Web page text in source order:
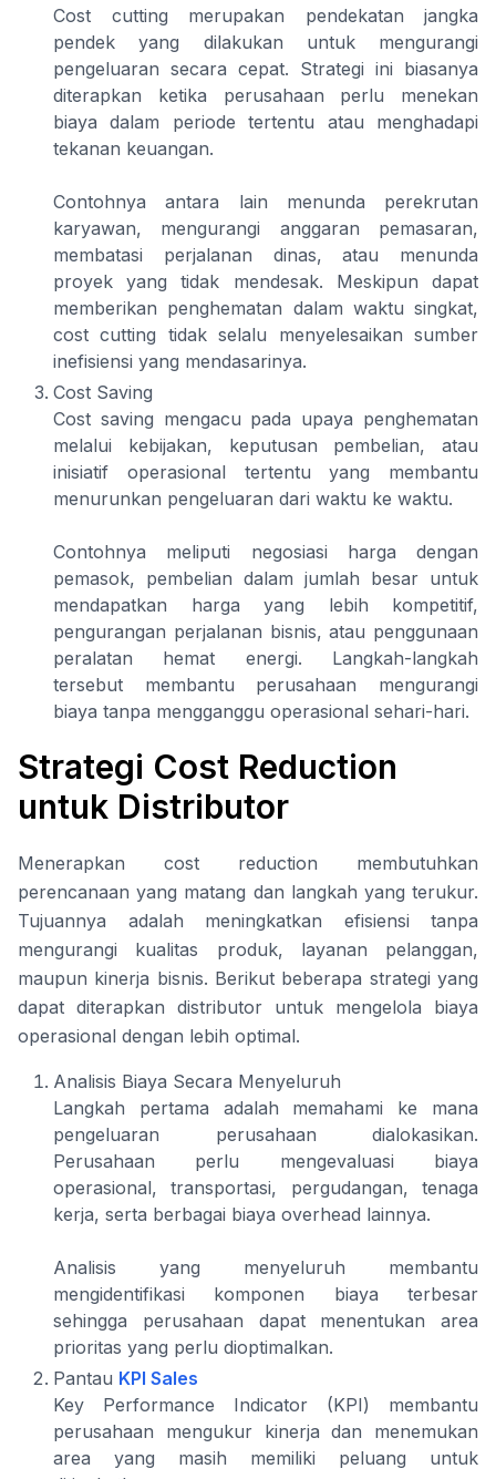
Cost cutting merupakan pendekatan jangka
pendek yang dilakukan untuk mengurangi
pengeluaran secara cepat. Strategi ini biasanya
diterapkan ketika perusahaan perlu menekan
biaya dalam periode tertentu atau menghadapi
tekanan keuangan.
Contohnya antara lain menunda perekrutan
karyawan, mengurangi anggaran pemasaran,
membatasi perjalanan dinas, atau menunda
proyek yang tidak mendesak. Meskipun dapat
memberikan penghematan dalam waktu singkat,
cost cutting tidak selalu menyelesaikan sumber
inefisiensi yang mendasarinya.
Cost Saving
Cost saving mengacu pada upaya penghematan
melalui kebijakan, keputusan pembelian, atau
inisiatif operasional tertentu yang membantu
menurunkan pengeluaran dari waktu ke waktu.
Contohnya meliputi negosiasi harga dengan
pemasok, pembelian dalam jumlah besar untuk
mendapatkan harga yang lebih kompetitif,
pengurangan perjalanan bisnis, atau penggunaan
peralatan hemat energi. Langkah-langkah
tersebut membantu perusahaan mengurangi
biaya tanpa mengganggu operasional sehari-hari.
Strategi Cost Reduction
untuk Distributor
Menerapkan cost reduction membutuhkan
perencanaan yang matang dan langkah yang terukur.
Tujuannya adalah meningkatkan efisiensi tanpa
mengurangi kualitas produk, layanan pelanggan,
maupun kinerja bisnis. Berikut beberapa strategi yang
dapat diterapkan distributor untuk mengelola biaya
operasional dengan lebih optimal.
Analisis Biaya Secara Menyeluruh
Langkah pertama adalah memahami ke mana
pengeluaran perusahaan dialokasikan.
Perusahaan perlu mengevaluasi biaya
operasional, transportasi, pergudangan, tenaga
kerja, serta berbagai biaya overhead lainnya.
Analisis yang menyeluruh membantu
mengidentifikasi komponen biaya terbesar
sehingga perusahaan dapat menentukan area
prioritas yang perlu dioptimalkan.
Pantau KPI Sales
Key Performance Indicator (KPI) membantu
perusahaan mengukur kinerja dan menemukan
area yang masih memiliki peluang untuk